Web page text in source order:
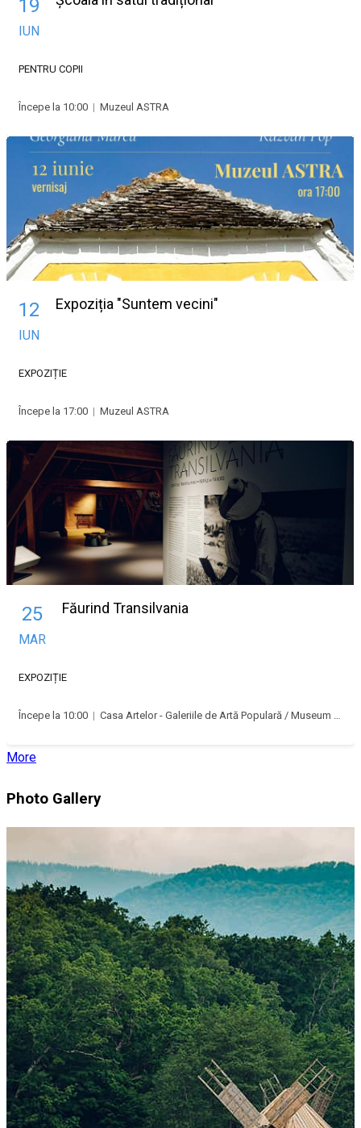
19
IUN
PENTRU COPII
Începe la 10:00 | Muzeul ASTRA
12
IUN
Expoziția "Suntem vecini"
EXPOZIȚIE
Începe la 17:00 | Muzeul ASTRA
25
MAR
Făurind Transilvania
EXPOZIȚIE
Începe la 10:00 | Casa Artelor - Galeriile de Artă Populară / Museum Shop
More
Photo Gallery